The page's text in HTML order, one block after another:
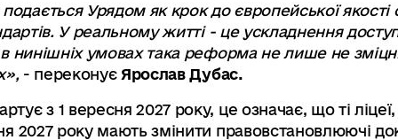
Урядом як крок до європейської якості
У реальному житті - це ускладнення
нинішніх умовах така реформа не лише не
- переконує Ярослав Дубас.
з 1 вересня 2027 року, це означає, що ті
2027 року мають змінити правовстановлюючі